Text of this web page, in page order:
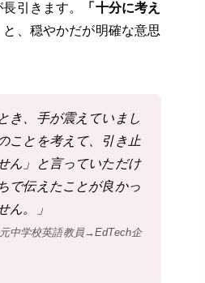
引きます。
「十分に考え
と、穏やかだが明確な意思
き、手が震えていまし
ことを考えて、引き止
ん」と言っていただけ
で伝えたことが良かっ
ん。」
中学校英語教員→EdTech企